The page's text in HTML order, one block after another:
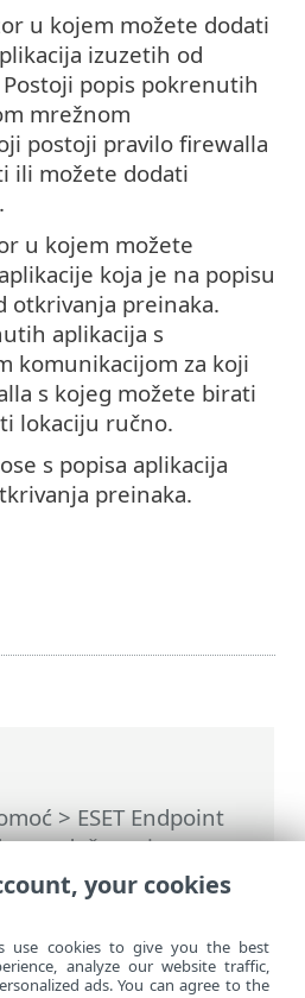
>ESET Endpoint
podešavanje>
mreži >Firewall
aplikacije
od otkrivanja prijetnji
u kojem možete dodati
izuzetih od
popis pokrenutih
mrežnom
postoji pravilo firewalla
ili možete dodati
u kojem možete
koja je na popisu
otkrivanja preinaka.
aplikacija s
komunikacijom za koji
s kojeg možete birati
lokaciju ručno.
s popisa aplikacija
preinaka.
your cookies
use cookies to give you the best
analyze our website traffic,
ads. You can agree to the